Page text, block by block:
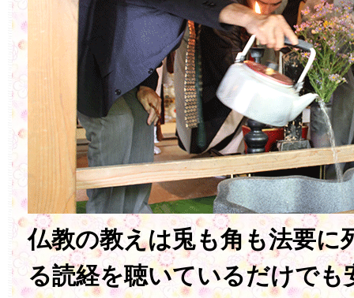
仏教の教えは兎も角も法要に
る読経を聴いているだけでも